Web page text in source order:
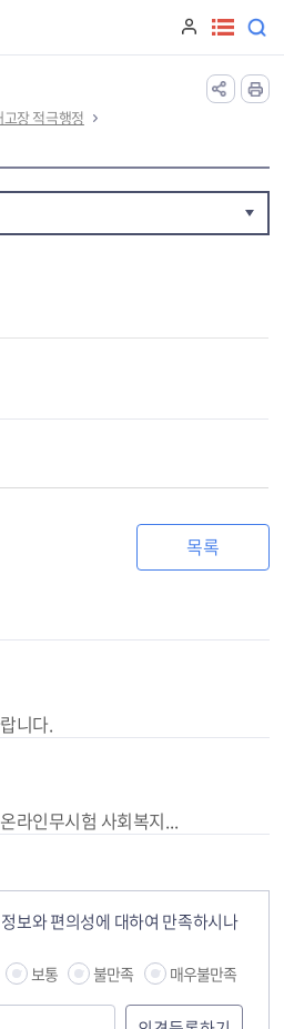
고장 적극행정
목록
니다.
노후대비, 국가유망자격증 온라인무시험 사회복지사2급 쉽게 취득하기 !!
보와 편의성에 대하여 만족하시나
보통 불만족 매우불만족